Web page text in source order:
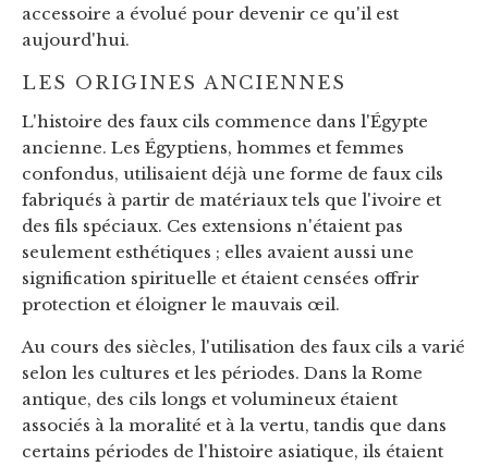
accessoire a évolué pour devenir ce qu'il est
aujourd'hui.
LES ORIGINES ANCIENNES
L'histoire des faux cils commence dans l'Égypte
ancienne. Les Égyptiens, hommes et femmes
confondus, utilisaient déjà une forme de faux cils
fabriqués à partir de matériaux tels que l'ivoire et
des fils spéciaux. Ces extensions n'étaient pas
seulement esthétiques ; elles avaient aussi une
signification spirituelle et étaient censées offrir
protection et éloigner le mauvais œil.
Au cours des siècles, l'utilisation des faux cils a varié
selon les cultures et les périodes. Dans la Rome
antique, des cils longs et volumineux étaient
associés à la moralité et à la vertu, tandis que dans
certains périodes de l'histoire asiatique, ils étaient